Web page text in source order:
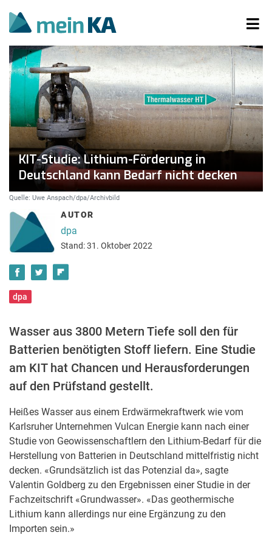
KIT-Studie: Lithium-Förderung in
Deutschland kann Bedarf nicht decken
Quelle: Uwe Anspach/dpa/Archivbild
AUTOR
dpa
Stand: 31. Oktober 2022
dpa
Wasser aus 3800 Metern Tiefe soll den für
Batterien benötigten Stoff liefern. Eine Studie
am KIT hat Chancen und Herausforderungen
auf den Prüfstand gestellt.
Heißes Wasser aus einem Erdwärmekraftwerk wie vom
Karlsruher Unternehmen Vulcan Energie kann nach einer
Studie von Geowissenschaftlern den Lithium-Bedarf für die
Herstellung von Batterien in Deutschland mittelfristig nicht
decken. «Grundsätzlich ist das Potenzial da», sagte
Valentin Goldberg zu den Ergebnissen einer Studie in der
Fachzeitschrift «Grundwasser». «Das geothermische
Lithium kann allerdings nur eine Ergänzung zu den
Importen sein.»